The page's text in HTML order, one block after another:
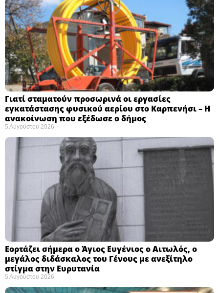
Γιατί σταματούν προσωρινά οι εργασίες
εγκατάστασης φυσικού αερίου στο Καρπενήσι – Η
ανακοίνωση που εξέδωσε ο δήμος
5 Αυγούστου 2026
Εορτάζει σήμερα ο Άγιος Ευγένιος ο Αιτωλός, ο
μεγάλος διδάσκαλος του Γένους με ανεξίτηλο
στίγμα στην Ευρυτανία
5 Αυγούστου 2026